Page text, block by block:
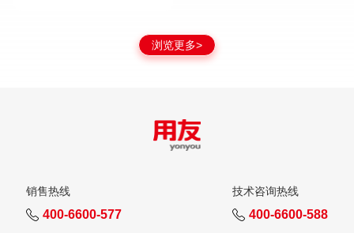
浏览更多>
销售热线
400-6600-577
技术咨询热线
400-6600-588